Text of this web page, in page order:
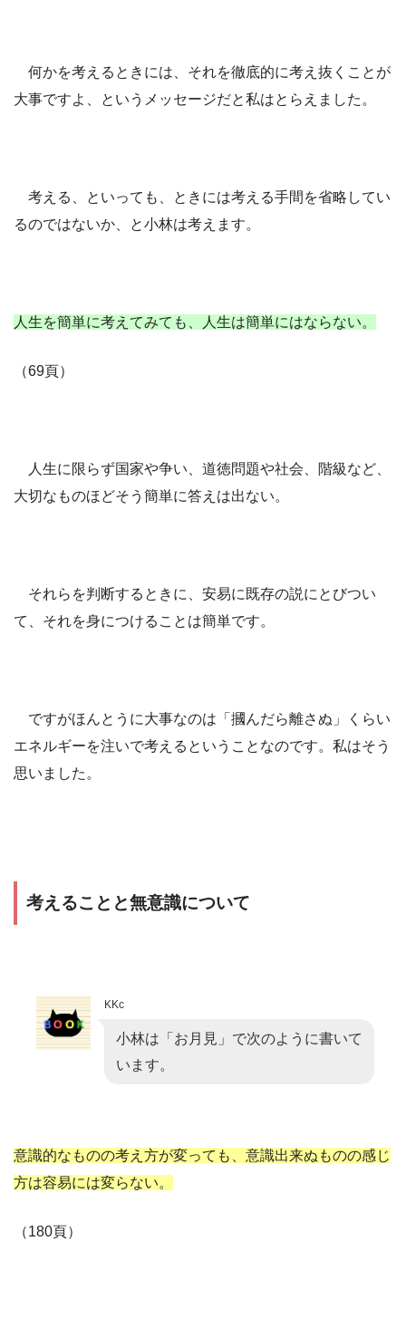
何かを考えるときには、それを徹底的に考え抜くことが
大事ですよ、というメッセージだと私はとらえました。
考える、といっても、ときには考える手間を省略してい
るのではないか、と小林は考えます。
人生を簡単に考えてみても、人生は簡単にはならない。
（69頁）
人生に限らず国家や争い、道徳問題や社会、階級など、
大切なものほどそう簡単に答えは出ない。
それらを判断するときに、安易に既存の説にとびつい
て、それを身につけることは簡単です。
ですがほんとうに大事なのは「摑んだら離さぬ」くらい
エネルギーを注いで考えるということなのです。私はそう
思いました。
考えることと無意識について
KKc
小林は「お月見」で次のように書いて
います。
意識的なものの考え方が変っても、意識出来ぬものの感じ
方は容易には変らない。
（180頁）